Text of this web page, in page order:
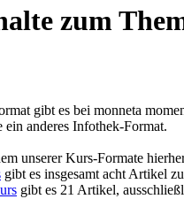
zum
gibt es bei monneta
ein anderes Infothek-Format.
unserer Kurs-Formate
gibt es insgesamt acht Artikel
gibt es 21 Artikel,